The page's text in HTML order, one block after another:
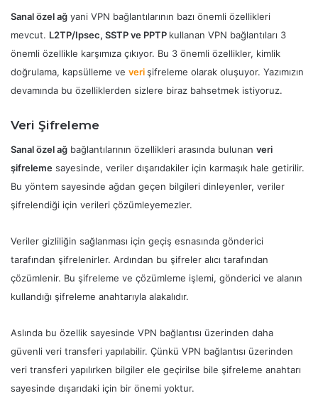
Sanal özel ağ yani VPN bağlantılarının bazı önemli özellikleri
mevcut. L2TP/Ipsec, SSTP ve PPTP kullanan VPN bağlantıları 3
önemli özellikle karşımıza çıkıyor. Bu 3 önemli özellikler, kimlik
doğrulama, kapsülleme ve veri şifreleme olarak oluşuyor. Yazımızın
devamında bu özelliklerden sizlere biraz bahsetmek istiyoruz.
Veri Şifreleme
Sanal özel ağ bağlantılarının özellikleri arasında bulunan veri
şifreleme sayesinde, veriler dışarıdakiler için karmaşık hale getirilir.
Bu yöntem sayesinde ağdan geçen bilgileri dinleyenler, veriler
şifrelendiği için verileri çözümleyemezler.
Veriler gizliliğin sağlanması için geçiş esnasında gönderici
tarafından şifrelenirler. Ardından bu şifreler alıcı tarafından
çözümlenir. Bu şifreleme ve çözümleme işlemi, gönderici ve alanın
kullandığı şifreleme anahtarıyla alakalıdır.
Aslında bu özellik sayesinde VPN bağlantısı üzerinden daha
güvenli veri transferi yapılabilir. Çünkü VPN bağlantısı üzerinden
veri transferi yapılırken bilgiler ele geçirilse bile şifreleme anahtarı
sayesinde dışarıdaki için bir önemi yoktur.